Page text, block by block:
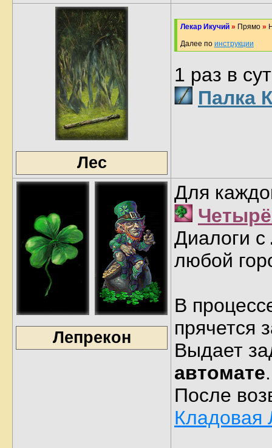
Лес
Лекар Икучий » Прямо »
Далее по инструкции
1 раз в
Палка
Лепрекон
Для
Диалоги с
любой
В
прячется
Выдает
автомате.
После
Кладовая